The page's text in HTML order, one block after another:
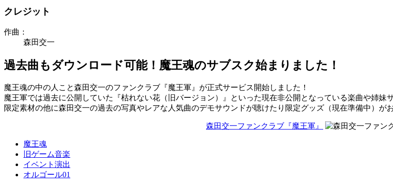
クレジット
作曲：
森田交一
過去曲もダウンロード可能！魔王魂のサブスク始まりました！
魔王魂の中の人こと森田交一のファンクラブ『魔王軍』が正式サービス開始しました！
魔王軍では過去に公開していた『枯れない花（旧バージョン）』といった現在非公開となっている楽曲や姉妹
限定素材の他に森田交一の過去の写真やレアな人気曲のデモサウンドが聴けたり限定グッズ（現在準備中）が
森田交一ファンクラブ『魔王軍』
魔王魂
旧ゲーム音楽
イベント演出
オルゴール01